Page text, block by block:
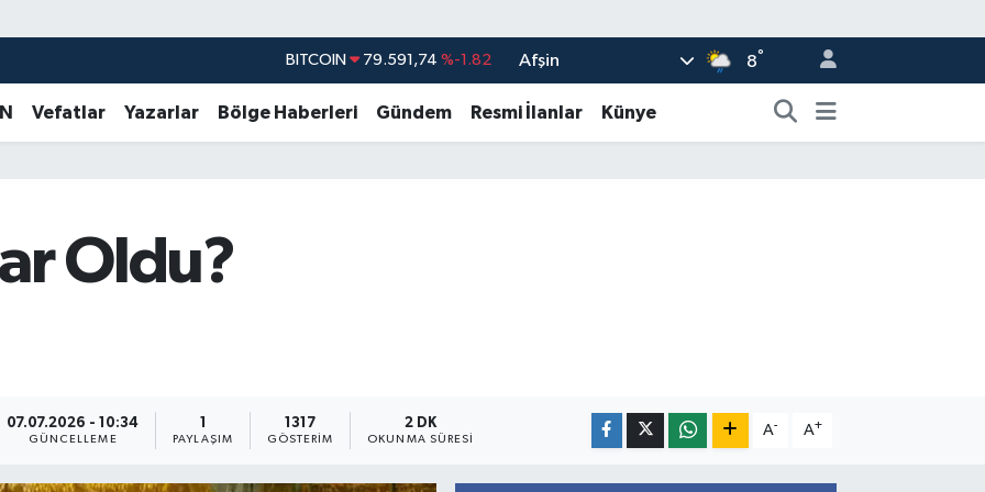
DOLAR 45,43620 %0.02
EURO 53,38690 %0.19
STERLİN 61,60380 %0.18
Afşin 8°
Vefatlar Yazarlar Bölge Haberleri Gündem Resmi İlanlar Künye
Oldu?
07.07.2026 - 10:34
GÜNCELLEME
1
PAYLAŞIM
1317
GÖSTERIM
2 DK
OKUNMA SÜRESI
A- A+